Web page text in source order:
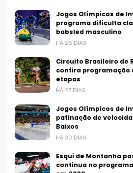
Jogos Olímpicos de
programa dificulta
bobsled masculino
HÁ 26 DIAS
Circuito Brasileiro de
confira programação
etapas
HÁ 27 DIAS
Jogos Olímpicos de
patinação de
Baixos
HÁ 30 DIAS
Esqui de Montanha
continua no